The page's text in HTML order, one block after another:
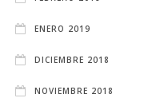
ENERO 2019
DICIEMBRE 2018
NOVIEMBRE 2018